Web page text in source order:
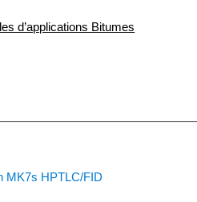
d’applications Bitumes